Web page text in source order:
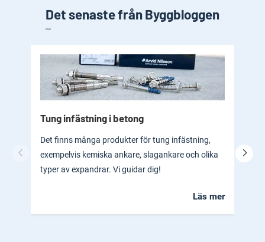
Det senaste från Byggbloggen
Tung infästning i betong
Det finns många produkter för tung infästning,
exempelvis kemiska ankare, slagankare och olika
typer av expandrar. Vi guidar dig!
Läs mer